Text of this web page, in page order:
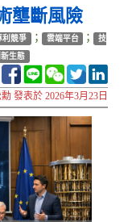
壟斷風險
利競爭 ； 雲端平台 ； 技
生態
發表於 2026年3月23日